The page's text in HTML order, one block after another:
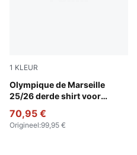
1 KLEUR
Olympique de Marseille
25/26 derde shirt voor
Vivid Blue-Bleu Azur
70,95 €
Origineel:99,95 €